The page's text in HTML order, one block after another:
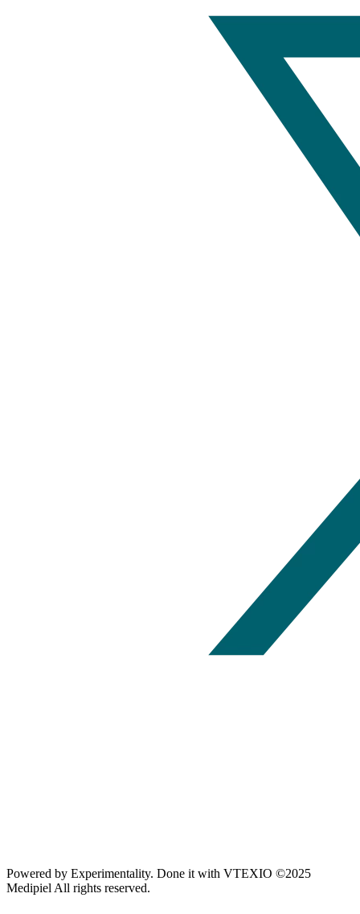
Powered by Experimentality. Done it with VTEXIO ©2025
Medipiel All rights reserved.